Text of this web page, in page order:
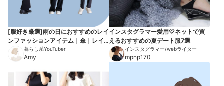
[服好き厳選]雨の日におすすめのレイ
ンファッションアイテム｜傘｜レイ
ンシューズ暮らし系YouTuber
Amy
インスタグラマー愛用♡ネットで買
えるおすすめの夏デート服7選
インスタグラマー/webライター
mpnp170